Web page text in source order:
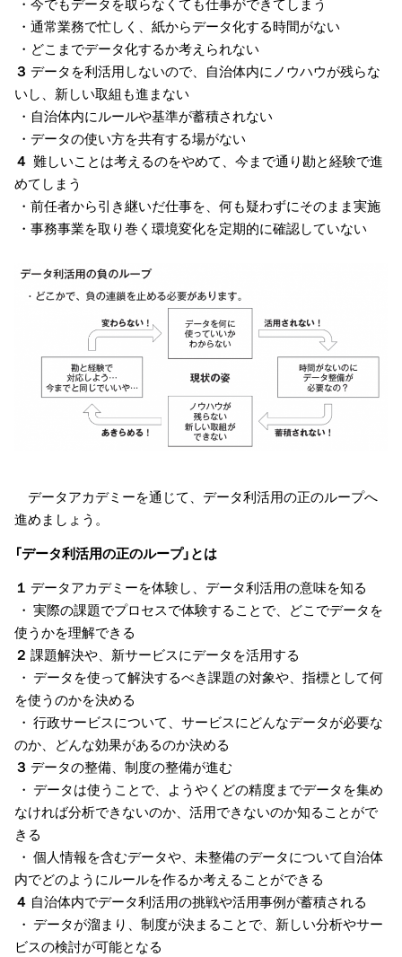
・通常業務で忙しく、紙からデータ化する時間がない
・どこまでデータ化するか考えられない
３ データを利活用しないので、自治体内にノウハウが残らな
いし、新しい取組も進まない
・自治体内にルールや基準が蓄積されない
・データの使い方を共有する場がない
４ 難しいことは考えるのをやめて、今まで通り勘と経験で進
めてしまう
・前任者から引き継いだ仕事を、何も疑わずにそのまま実施
・事務事業を取り巻く環境変化を定期的に確認していない
データアカデミーを通じて、データ利活用の正のループへ
進めましょう。
「データ利活用の正のループ」とは
１ データアカデミーを体験し、データ利活用の意味を知る
・ 実際の課題でプロセスで体験することで、どこでデータを
使うかを理解できる
２ 課題解決や、新サービスにデータを活用する
・ データを使って解決するべき課題の対象や、指標として何
を使うのかを決める
・ 行政サービスについて、サービスにどんなデータが必要な
のか、どんな効果があるのか決める
３ データの整備、制度の整備が進む
・ データは使うことで、ようやくどの精度までデータを集め
なければ分析できないのか、活用できないのか知ることがで
きる
・ 個人情報を含むデータや、未整備のデータについて自治体
内でどのようにルールを作るか考えることができる
４ 自治体内でデータ利活用の挑戦や活用事例が蓄積される
・ データが溜まり、制度が決まることで、新しい分析やサー
ビスの検討が可能となる